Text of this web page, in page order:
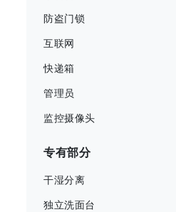
防盗门锁
互联网
快递箱
管理员
监控摄像头
专有部分
干湿分离
独立洗面台